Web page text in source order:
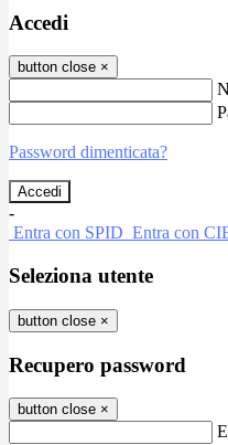
Accedi
button close ×
Password dimenticata?
-
Entra con SPID Entra con
Seleziona utente
button close ×
Recupero password
button close ×